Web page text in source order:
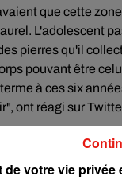
que cette
L'adolescent
pierres qu'il
pouvant être
à ces six
ont réagi sur
le temps du silence.
nécessaire pour
de votre vie